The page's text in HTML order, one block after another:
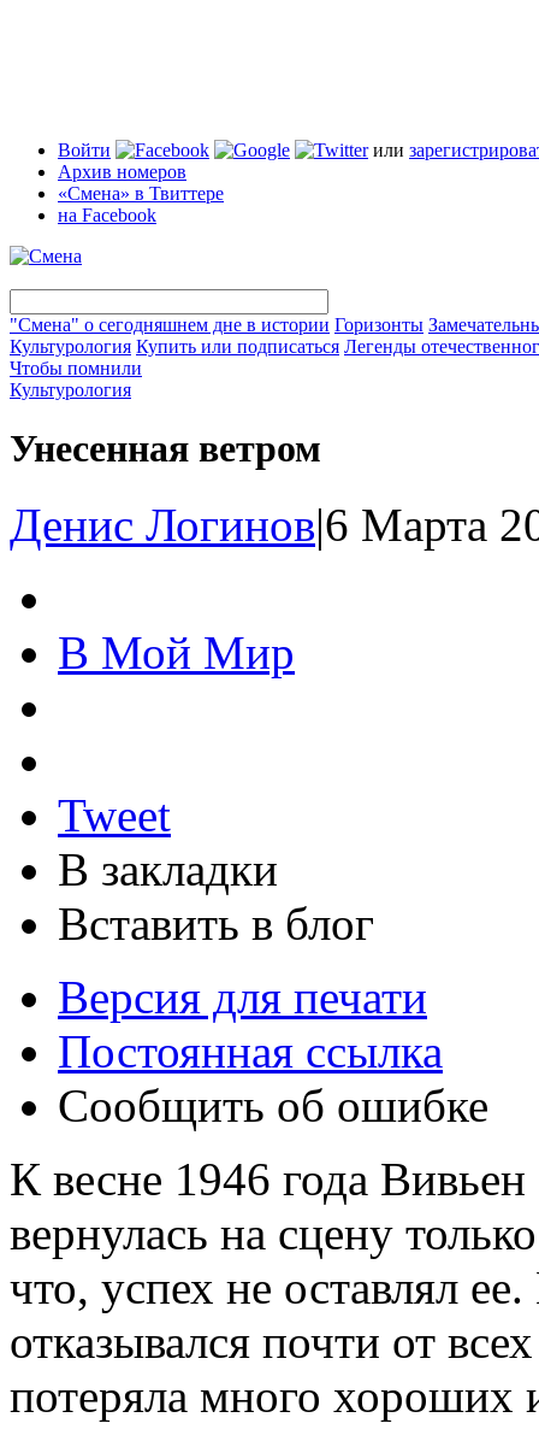
Войти или
Архив номеров
«Смена» в Твиттере
на Facebook
"Смена" о сегодняшнем дне в истории Горизонты
Культурология Купить или подписаться Легенды
Чтобы помнили
Культурология
Унесенная ветром
Денис Логинов|6 Марта
В Мой Мир
Tweet
В закладки
Вставить в блог
Версия для печати
Постоянная ссылка
Сообщить об ошибке
К весне 1946 года
вернулась на сцену
что, успех не оставлял
отказывался почти от
потеряла много хороших